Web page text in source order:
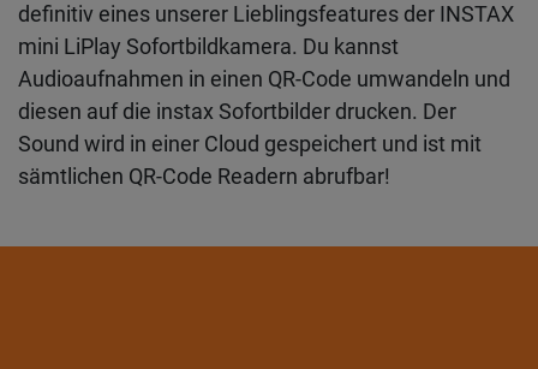
definitiv eines unserer Lieblingsfeatures der INSTAX
mini LiPlay Sofortbildkamera. Du kannst
Audioaufnahmen in einen QR-Code umwandeln und
diesen auf die instax Sofortbilder drucken. Der
Sound wird in einer Cloud gespeichert und ist mit
sämtlichen QR-Code Readern abrufbar!